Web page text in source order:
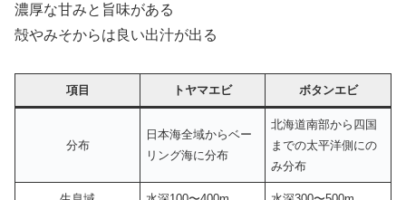
濃厚な甘みと旨味がある
殻やみそからは良い出汁が出る
項目 トヤマエビ ボタンエビ
分布
日本海全域からベー
リング海に分布
北海道南部から四国
までの太平洋側にの
み分布